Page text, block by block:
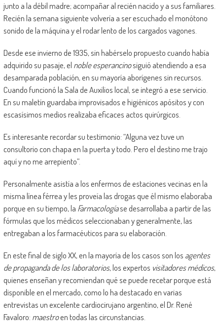
junto a la débil madre; acompañar al recién nacido y a sus familiares.
Recién la semana siguiente volvería a ser escuchado el monótono
sonido de la máquina y el rodar lento de los cargados vagones.
Desde ese invierno de 1935, sin habérselo propuesto cuando había
adquirido su pasaje, el noble esperancinosiguió atendiendo a esa
desamparada población, en su mayoría aborígenes sin recursos.
Cuando funcionó la Sala de Auxilios local, se integró a ese servicio.
En su maletín guardaba improvisados e higiénicos apósitos y con
escasísimos medios realizaba eficaces actos quirúrgicos.
Es interesante recordar su testimonio: “Alguna vez tuve un
consultorio con chapa en la puerta y todo. Pero el destino me trajo
aquí y no me arrepiento”.
Personalmente asistía a los enfermos de estaciones vecinas en la
misma línea férrea y les proveía las drogas que él mismo elaboraba
porque en su tiempo, la Farmacologíase desarrollaba a partir de las
fórmulas que los médicos seleccionaban y generalmente, las
entregaban a los farmacéuticos para su elaboración.
En este final de siglo XX, en la mayoría de los casos son los agentes
de propaganda de los laboratorios, los expertos visitadores médicos,
quienes enseñan y recomiendan qué se puede recetar porque está
disponible en el mercado, como lo ha destacado en varias
entrevistas un excelente cardiocirujano argentino, el Dr. René
Favaloro: maestroen todas las circunstancias.